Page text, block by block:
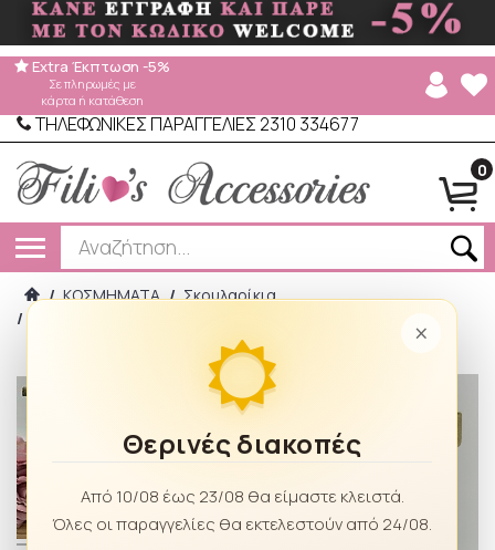
ΤΗΛΕΦΩΝΙΚΕΣ ΠΑΡΑΓΓΕΛΙΕΣ 2310 334677
0
Extra Έκπτωση -5%
Σε πληρωμές με
κάρτα ή κατάθεση
×
Θερινές διακοπές
Από 10/08 έως 23/08 θα είμαστε κλειστά.
Όλες οι παραγγελίες θα εκτελεστούν από 24/08.
/ ΚΟΣΜΗΜΑΤΑ / Σκουλαρίκια
/